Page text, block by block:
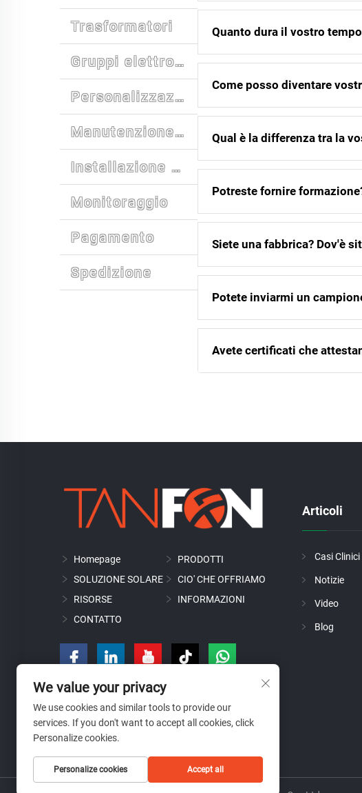
Trasformatori
Gruppi elettrogeni
Personalizzazione
Manutenzione e Supporto
Installazione e formazione
Monitoraggio
Pagamento
Spedizione
Quanto dura il vostro
Come posso diventare
Qual è la differenza tra la
Potreste fornire
Siete una fabbrica? Dov'è
Potete inviarmi un
Avete certificati che
Homepage
PRODOTTI
SOLUZIONE SOLARE
CIO' CHE OFFRIAMO
RISORSE
INFORMAZIONI
CONTATTO
Articoli
Casi Clinici
Notizie
Video
Blog
We value your privacy
We use cookies and similar tools to provide our
services. If you don't want to accept all cookies, click
Personalize cookies.
Personalize cookies Accept all